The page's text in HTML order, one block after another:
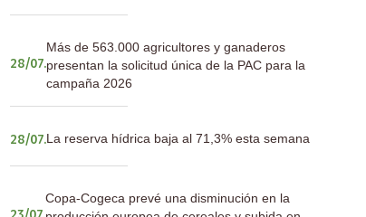
28/07.
Más de 563.000 agricultores y ganaderos
presentan la solicitud única de la PAC para la
campaña 2026
28/07.La reserva hídrica baja al 71,3% esta semana
Copa-Cogeca prevé una disminución en la